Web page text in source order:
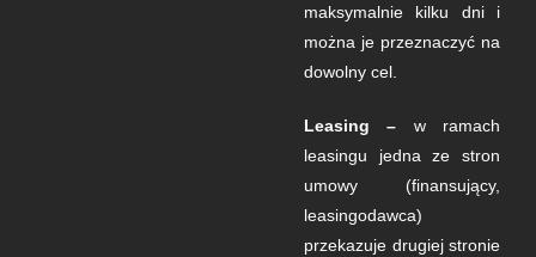
maksymalnie kilku dni i
można je przeznaczyć na
dowolny cel.
Leasing – w ramach
leasingu jedna ze stron
umowy (finansujący,
leasingodawca)
przekazuje drugiej stronie